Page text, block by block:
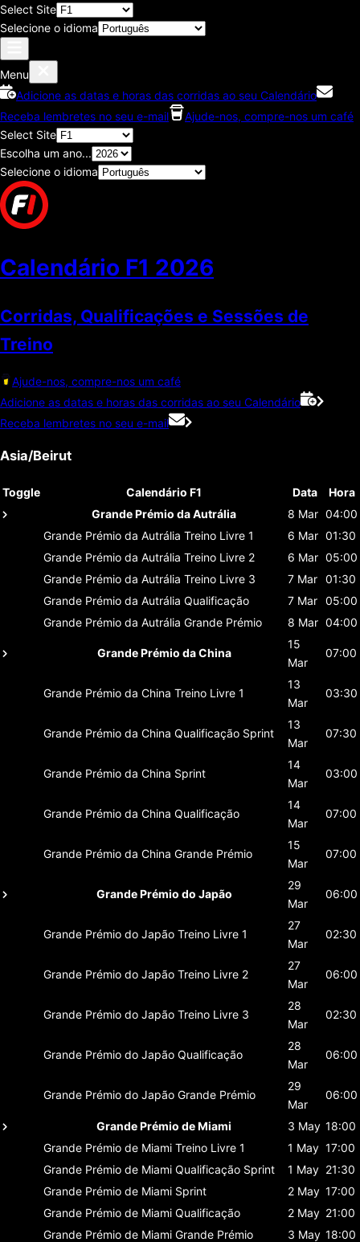
Select Site
Selecione o idioma
Menu
Adicione as datas e horas das corridas ao seu Calendário
Receba lembretes no seu e-mail
Ajude-nos, compre-nos um café
Select Site
Escolha um ano...
Selecione o idioma
Calendário F1 2026
Corridas, Qualificações e Sessões de
Treino
Ajude-nos, compre-nos um café
Adicione as datas e horas das corridas ao seu Calendário
Receba lembretes no seu e-mail
Asia/Beirut
Toggle Calendário F1 Data
Hora
Grande Prémio da Autrália
8 Mar 04:00
Grande Prémio da Autrália Treino Livre 1 6 Mar 01:30
Grande Prémio da Autrália Treino Livre 2 6 Mar 05:00
Grande Prémio da Autrália Treino Livre 3 7 Mar 01:30
Grande Prémio da Autrália Qualificação 7 Mar 05:00
Grande Prémio da Autrália Grande Prémio 8 Mar 04:00
Grande Prémio da China
15
Mar
07:00
Grande Prémio da China Treino Livre 1
13
Mar
03:30
Grande Prémio da China Qualificação Sprint
13
Mar
07:30
Grande Prémio da China Sprint
14
Mar
03:00
Grande Prémio da China Qualificação
14
Mar
07:00
Grande Prémio da China Grande Prémio
15
Mar
07:00
Grande Prémio do Japão
29
Mar
06:00
Grande Prémio do Japão Treino Livre 1
27
Mar
02:30
Grande Prémio do Japão Treino Livre 2
27
Mar
06:00
Grande Prémio do Japão Treino Livre 3
28
Mar
02:30
Grande Prémio do Japão Qualificação
28
Mar
06:00
Grande Prémio do Japão Grande Prémio
29
Mar
06:00
Grande Prémio de Miami 3 May 18:00
Grande Prémio de Miami Treino Livre 1 1 May 17:00
Grande Prémio de Miami Qualificação Sprint 1 May 21:30
Grande Prémio de Miami Sprint 2 May 17:00
Grande Prémio de Miami Qualificação 2 May 21:00
Grande Prémio de Miami Grande Prémio 3 May 18:00